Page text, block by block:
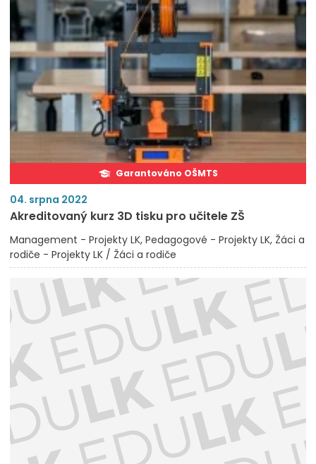
Garantováno OŠMTS
04. srpna 2022
Akreditovaný kurz 3D tisku pro učitele ZŠ
Management - Projekty LK Pedagogové - Projekty LK Žáci a
rodiče - Projekty LK / Žáci a rodiče